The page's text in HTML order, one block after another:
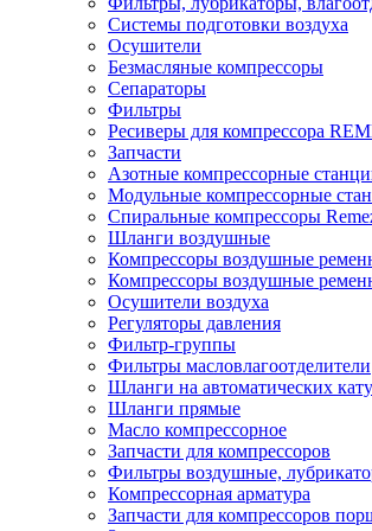
Системы подготовки воздуха
Осушители
Безмасляные компрессоры
Сепараторы
Фильтры
Ресиверы для компрессора
Запчасти
Азотные компрессорные
Модульные компрессорные
Спиральные компрессоры
Шланги воздушные
Компрессоры воздушные
Компрессоры воздушные
Осушители воздуха
Регуляторы давления
Фильтр-группы
Фильтры масловлагоотделители
Шланги на автоматических
Шланги прямые
Масло компрессорное
Запчасти для компрессоров
Фильтры воздушные,
Компрессорная арматура
Запчасти для компрессоров